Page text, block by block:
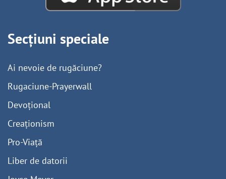
Secțiuni speciale
Ai nevoie de rugăciune?
Rugaciune-Prayerwall
Devoțional
Creaționism
Pro-Viață
Liber de datorii